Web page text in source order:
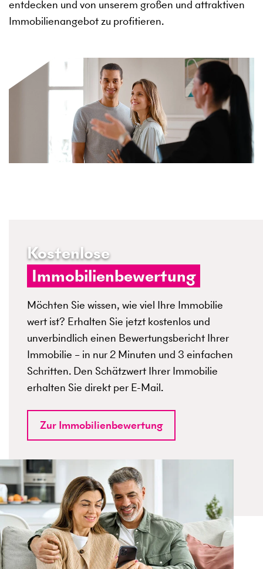
entdecken und von unserem großen und attraktiven
Immobilienangebot zu profitieren.
Kostenlose
Immobilienbewertung
Möchten Sie wissen, wie viel Ihre Immobilie
wert ist? Erhalten Sie jetzt kostenlos und
unverbindlich einen Bewertungsbericht Ihrer
Immobilie – in nur 2 Minuten und 3 einfachen
Schritten. Den Schätzwert Ihrer Immobilie
erhalten Sie direkt per E-Mail.
Zur Immobilienbewertung